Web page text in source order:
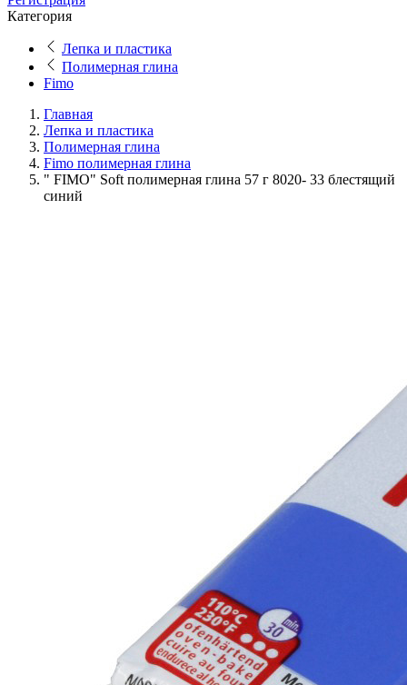
Категория
Лепка и пластика
Полимерная глина
Fimo
Главная
Лепка и пластика
Полимерная глина
Fimo полимерная глина
" FIMO" Soft полимерная глина 57 г 8020- 33 блестящий
синий